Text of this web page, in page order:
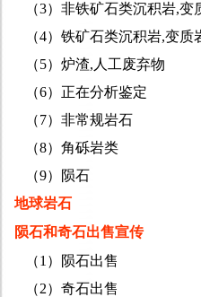
（3）非铁矿石类沉积岩,变
（4）铁矿石类沉积岩,变质
（5）炉渣,人工废弃物
（6）正在分析鉴定
（7）非常规岩石
（8）角砾岩类
（9）陨石
地球岩石
陨石和奇石出售宣传
（1）陨石出售
（2）奇石出售